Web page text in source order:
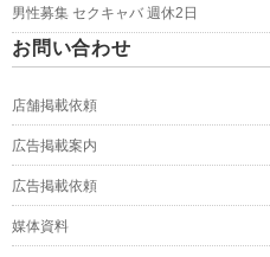
男性募集 セクキャバ 週休2日
お問い合わせ
店舗掲載依頼
広告掲載案内
広告掲載依頼
媒体資料